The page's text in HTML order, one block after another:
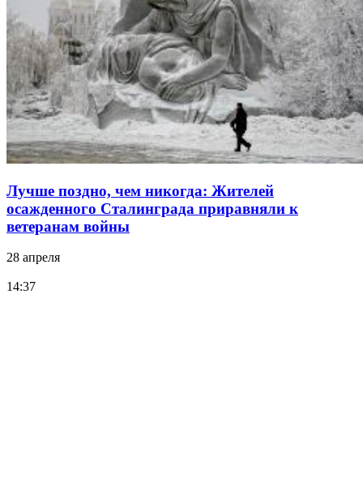
Лучше поздно, чем никогда: Жителей
осажденного Сталинграда приравняли к
ветеранам войны
28 апреля
14:37